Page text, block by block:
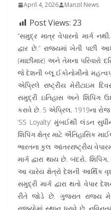
April 4, 2026 Manzil News
Post Views: 23
“સમુદ્ર માત્ર વેપારનો માર્ગ
દ્વાર છે.” રાજ્યમાં ખેતી પછી
(માછીમાર) અને તેમના પરિવારો
જે દેશની બ્લૂ ઈકોનોમીનો
એપ્રિલે રાષ્ટ્રીય મેરીટાઇમ
સમુદ્રી ઇતિહાસ અને શિપિંગ
કરાવે છે. 5 એપ્રિલ, 1919ના
‘SS Loyalty’ મુંબઈથી લંડન
શિપિંગ ક્ષેત્ર માટે ઐતિહાસિક
ભારતના કુલ આંતરરાષ્ટ્રીય
માર્ગ દ્વારા થાય છે. બંદરો,
આ ચારેય ક્ષેત્રો દેશની આર્થિક
સમુદ્રી માર્ગ દ્વારા થતો
રીતે જોડે છે. ગુજરાત રાજ્ય